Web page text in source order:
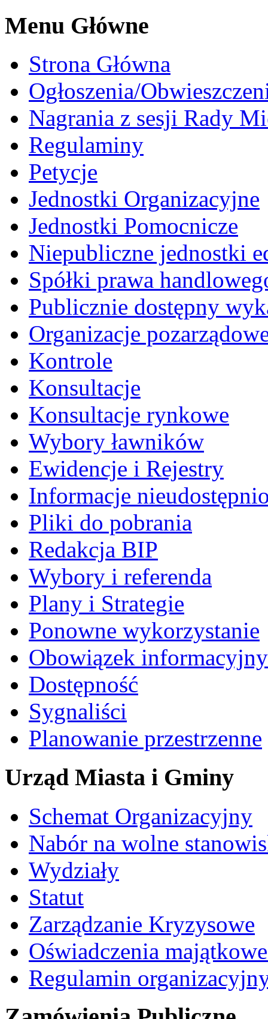
Menu Główne
Strona Główna
Ogłoszenia/
Nagrania z sesji Rady
Regulaminy
Petycje
Jednostki Organizacyjne
Jednostki Pomocnicze
Niepubliczne jednostki
Spółki prawa
Publicznie dostępny
Organizacje
Kontrole
Konsultacje
Konsultacje rynkowe
Wybory ławników
Ewidencje i Rejestry
Informacje
Pliki do pobrania
Redakcja BIP
Wybory i referenda
Plany i Strategie
Ponowne wykorzystanie
Obowiązek informacyjny
Dostępność
Sygnaliści
Planowanie przestrzenne
Urząd Miasta i Gminy
Schemat Organizacyjny
Nabór na wolne
Wydziały
Statut
Zarządzanie Kryzysowe
Oświadczenia
Regulamin